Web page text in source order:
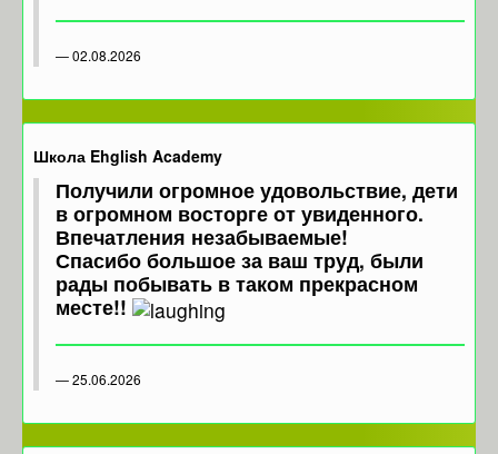
02.08.2026
Школа Ehglish Academy
Получили огромное удовольствие, дети
в огромном восторге от увиденного.
Впечатления незабываемые!
Спасибо большое за ваш труд, были
рады побывать в таком прекрасном
месте!!
25.06.2026